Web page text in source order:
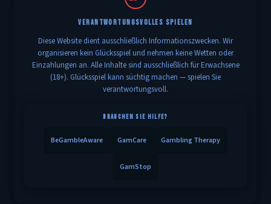
VERANTWORTUNGSVOLLES SPIELEN
Diese Website dient ausschließlich Informationszwecken. Wir
organisieren kein Glücksspiel und nehmen keine Wetten oder
Einzahlungen an. Alle Inhalte sind ausschließlich für Erwachsene
(18+). Glücksspiel kann süchtig machen — spielen Sie
verantwortungsvoll.
BRAUCHEN SIE HILFE?
BeGambleAware GamCare Gambling Therapy
GamStop